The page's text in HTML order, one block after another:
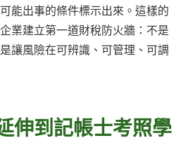
能出事的條件標示出來。這樣的
業建立第一道財稅防火牆：不是
讓風險在可辨識、可管理、可調
伸到記帳士考照學